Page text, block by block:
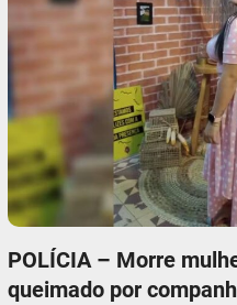
POLÍCIA – Morre
queimado por